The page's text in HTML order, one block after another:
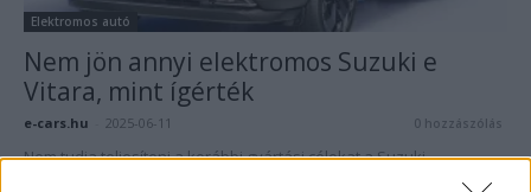
Elektromos autó
Nem jön annyi elektromos Suzuki e
Vitara, mint ígérték
e-cars.hu 2025-06-11 0 hozzászólás
Nem tudja teljesíteni a korábbi gyártási célokat a Suzuki.